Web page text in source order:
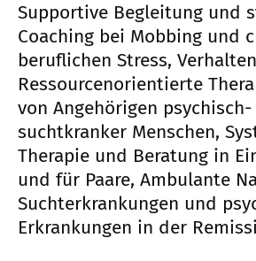
Supportive Begleitung und
Coaching bei Mobbing und
beruflichen Stress,
Ressourcenorientierte
von Angehörigen
suchtkranker Menschen,
Therapie und Beratung in
und für Paare, Ambulante
Suchterkrankungen und
Erkrankungen in der